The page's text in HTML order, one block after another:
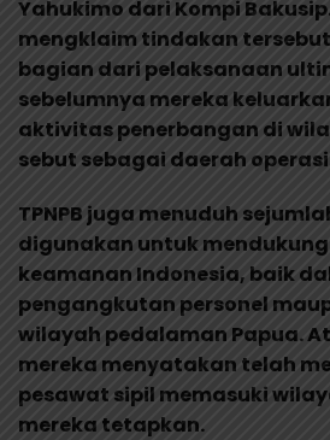
Yahukimo dari Kompi
mengklaim tindakan
bagian dari pelaksanaan
sebelumnya mereka
aktivitas penerbangan di
sebut sebagai daerah
TPNPB juga menuduh
digunakan untuk
keamanan Indonesia, baik
pengangkutan personel
wilayah pedalaman Papua.
mereka menyatakan telah
pesawat sipil memasuki
mereka tetapkan.